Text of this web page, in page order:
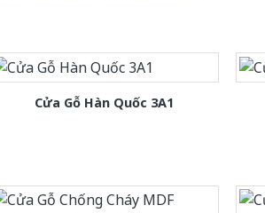
Cửa Gỗ Hàn Quốc 3A1